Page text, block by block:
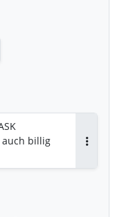
auch billig